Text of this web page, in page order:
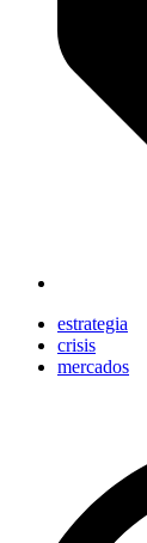
estrategia
crisis
mercados